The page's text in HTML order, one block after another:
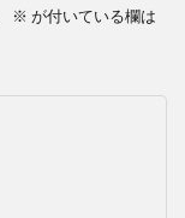
※ が付いている欄は